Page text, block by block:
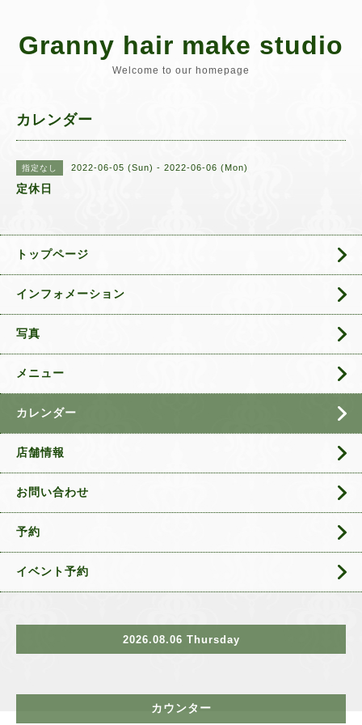
Granny hair make studio
Welcome to our homepage
カレンダー
指定なし 2022-06-05 (Sun) - 2022-06-06 (Mon)
定休日
トップページ
インフォメーション
写真
メニュー
カレンダー
店舗情報
お問い合わせ
予約
イベント予約
2026.08.06 Thursday
カウンター